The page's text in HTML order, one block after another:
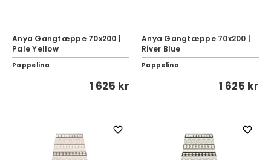
Anya Gangtæppe 70x200 |
Pale Yellow
Pappelina
1 625 kr
Anya Gangtæppe 70x200 |
River Blue
Pappelina
1 625 kr